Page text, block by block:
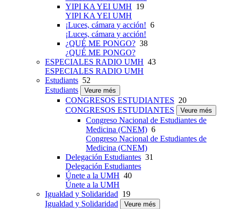
YIPI KA YEI UMH 19
YIPI KA YEI UMH
¡Luces, cámara y acción! 6
¡Luces, cámara y acción!
¿QUÉ ME PONGO? 38
¿QUÉ ME PONGO?
ESPECIALES RADIO UMH 43
ESPECIALES RADIO UMH
Estudiants 52
Estudiants
Veure més
CONGRESOS ESTUDIANTES 20
CONGRESOS ESTUDIANTES
Veure més
Congreso Nacional de Estudiantes de
Medicina (CNEM) 6
Congreso Nacional de Estudiantes de
Medicina (CNEM)
Delegación Estudiantes 31
Delegación Estudiantes
Únete a la UMH 40
Únete a la UMH
Igualdad y Solidaridad 19
Igualdad y Solidaridad
Veure més